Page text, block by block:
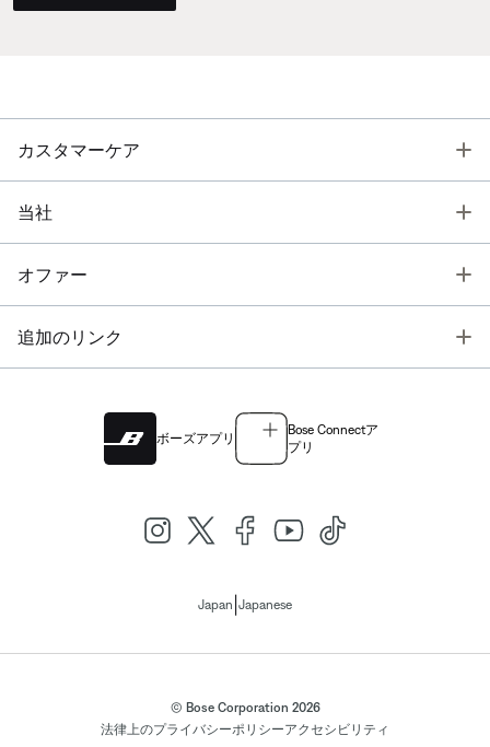
カスタマーケア
当社
オファー
追加のリンク
ボーズアプリ
Bose Connectア
プリ
Japan Japanese
© Bose Corporation 2026
法律上のプライバシーポリシーアクセシビリティ